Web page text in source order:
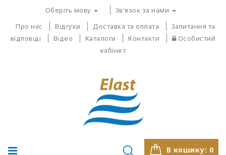
Оберіть мову
Зв'язок за нами
Про нас
Відгуки Доставка та оплата
Запитання та
відповіді
Відео Каталоги Контакти
Особистий
кабінет
В кошику: 0